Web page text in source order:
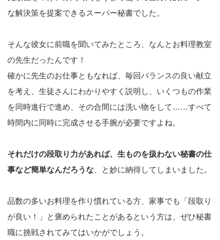
な解決策を提案できるスーパー秘書でした。
そんな彼女に前職を聞いてみたところ、なんとお料理教室
の先生だったんです！
確かに先生のお仕事ともなれば、毎回バランスの良い献立
を考え、生徒さんにわかりやすく説明し、いくつもの作業
を同時進行で進め、その合間には洗い物をして……すべて
時間内に同時に完成させる手腕が必要ですよね。
それだけの段取り力があれば、生ものを扱わない秘書の仕
事など簡単なんだろうな 、と妙に納得してしまいました。
品数の多いお料理を作り慣れている方、家事でも「段取り
が良い！」と褒められたことがあるという方は、ぜひ秘書
職に挑戦されてみてはいかがでしょう。